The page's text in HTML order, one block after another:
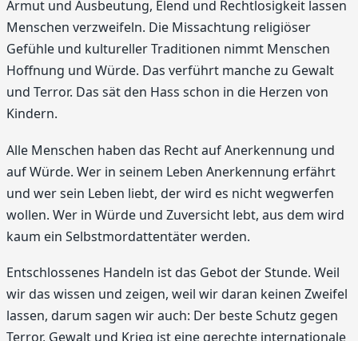
Armut und Ausbeutung, Elend und Rechtlosigkeit lassen
Menschen verzweifeln. Die Missachtung religiöser
Gefühle und kultureller Traditionen nimmt Menschen
Hoffnung und Würde. Das verführt manche zu Gewalt
und Terror. Das sät den Hass schon in die Herzen von
Kindern.
Alle Menschen haben das Recht auf Anerkennung und
auf Würde. Wer in seinem Leben Anerkennung erfährt
und wer sein Leben liebt, der wird es nicht wegwerfen
wollen. Wer in Würde und Zuversicht lebt, aus dem wird
kaum ein Selbstmordattentäter werden.
Entschlossenes Handeln ist das Gebot der Stunde. Weil
wir das wissen und zeigen, weil wir daran keinen Zweifel
lassen, darum sagen wir auch: Der beste Schutz gegen
Terror, Gewalt und Krieg ist eine gerechte internationale